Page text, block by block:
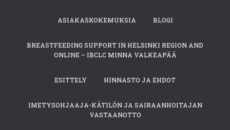
ASIAKASKOKEMUKSIA BLOGI
BREASTFEEDING SUPPORT IN HELSINKI REGION AND
ONLINE – IBCLC MINNA VALKEAPÄÄ
ESITTELY HINNASTO JA EHDOT
IMETYSOHJAAJA-KÄTILÖN JA SAIRAANHOITAJAN
VASTAANOTTO